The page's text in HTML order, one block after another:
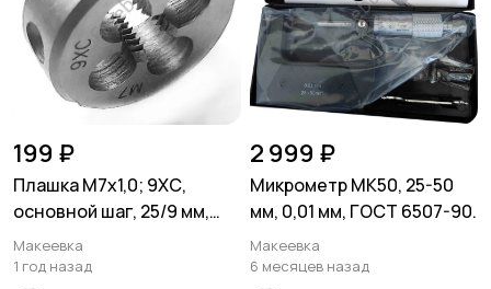
199 ₽
Плашка М7х1,0; 9ХС,
основной шаг, 25/9 мм,
ГОСТ 7740-71.
Макеевка
1 год назад
2 999 ₽
Микрометр МК50, 25-50
мм, 0,01 мм, ГОСТ 6507-90.
Макеевка
6 месяцев назад